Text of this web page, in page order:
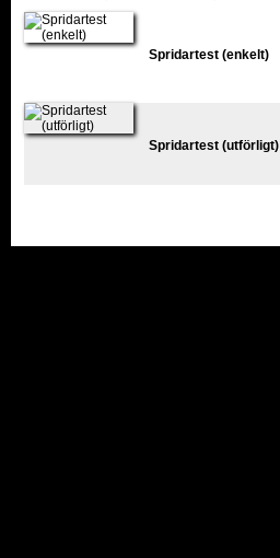
Spridartest (enkelt)
Spridartest (utförligt)